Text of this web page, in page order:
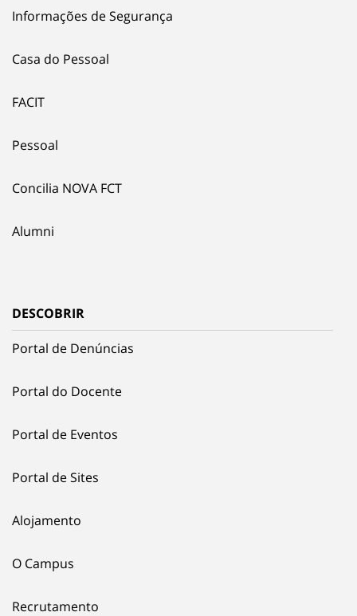
Informações de Segurança
Casa do Pessoal
FACIT
Pessoal
Concilia NOVA FCT
Alumni
DESCOBRIR
Portal de Denúncias
Portal do Docente
Portal de Eventos
Portal de Sites
Alojamento
O Campus
Recrutamento